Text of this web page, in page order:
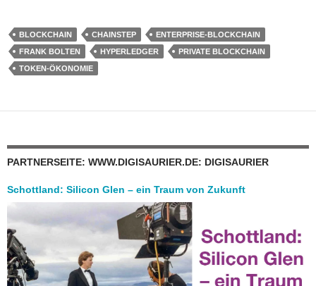
BLOCKCHAIN CHAINSTEP
ENTERPRISE-BLOCKCHAIN
FRANK BOLTEN
HYPERLEDGER
PRIVATE BLOCKCHAIN
TOKEN-ÖKONOMIE
PARTNERSEITE: WWW.DIGISAURIER.DE: DIGISAURIER
Schottland: Silicon Glen – ein Traum von Zukunft